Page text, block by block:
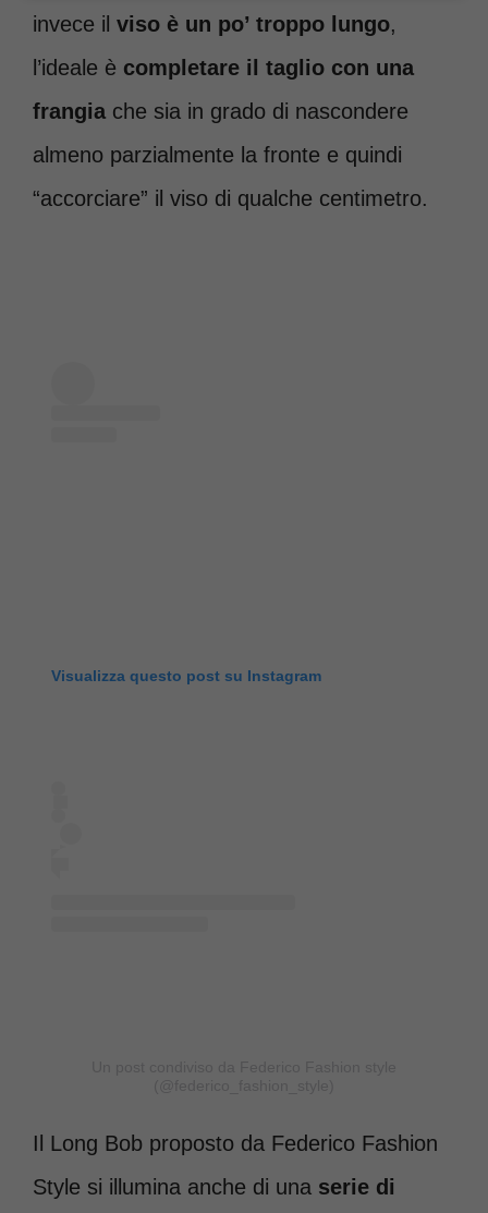
invece il viso è un po’ troppo lungo,
l’ideale è completare il taglio con una
frangia che sia in grado di nascondere
almeno parzialmente la fronte e quindi
“accorciare” il viso di qualche centimetro.
Visualizza questo post su Instagram
Il Long Bob proposto da Federico Fashion
Style si illumina anche di una serie di